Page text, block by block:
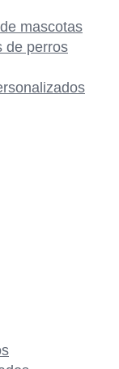
mascotas
de perros